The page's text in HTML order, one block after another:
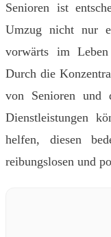
Senioren ist
Umzug nicht nur
vorwärts im
Durch die
von Senioren und
Dienstleistungen
helfen, diesen
reibungslosen und